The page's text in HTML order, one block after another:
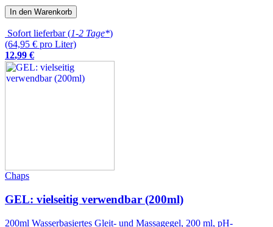
In den Warenkorb
Sofort lieferbar (1-2 Tage*)
(64,95 € pro Liter)
12,99 €
Chaps
GEL: vielseitig verwendbar (200ml)
200ml Wasserbasiertes Gleit- und Massagegel, 200 ml, pH-